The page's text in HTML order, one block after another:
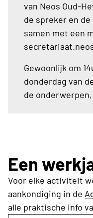
van Neos Oud-
de spreker en
samen met een
Gewoonlijk om
donderdag van
de
Een
Voor elke activiteit
aankondiging in de
alle praktische info